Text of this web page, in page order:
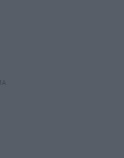
profesjonaliści radzą